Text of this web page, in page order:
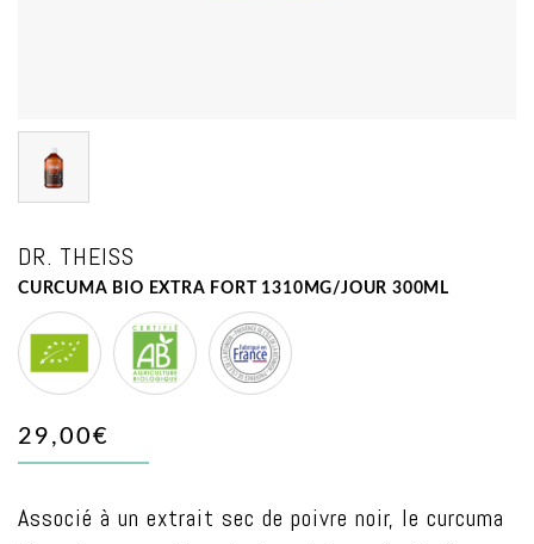
DR. THEISS
CURCUMA BIO EXTRA FORT 1310MG/JOUR 300ML
Agriculture
biologique
+
feuille
Agriculture
AB
France
LA
29,00€
Associé à un extrait sec de poivre noir, le curcuma